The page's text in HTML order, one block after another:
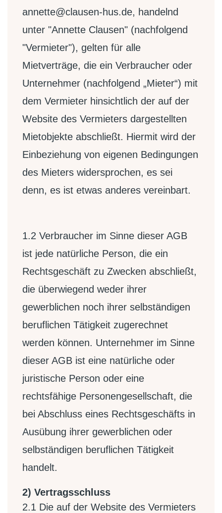
annette@clausen-hus.de, handelnd
unter "Annette Clausen" (nachfolgend
"Vermieter"), gelten für alle
Mietverträge, die ein Verbraucher oder
Unternehmer (nachfolgend „Mieter“) mit
dem Vermieter hinsichtlich der auf der
Website des Vermieters dargestellten
Mietobjekte abschließt. Hiermit wird der
Einbeziehung von eigenen Bedingungen
des Mieters widersprochen, es sei
denn, es ist etwas anderes vereinbart.
1.2 Verbraucher im Sinne dieser AGB
ist jede natürliche Person, die ein
Rechtsgeschäft zu Zwecken abschließt,
die überwiegend weder ihrer
gewerblichen noch ihrer selbständigen
beruflichen Tätigkeit zugerechnet
werden können. Unternehmer im Sinne
dieser AGB ist eine natürliche oder
juristische Person oder eine
rechtsfähige Personengesellschaft, die
bei Abschluss eines Rechtsgeschäfts in
Ausübung ihrer gewerblichen oder
selbständigen beruflichen Tätigkeit
handelt.
2) Vertragsschluss
2.1 Die auf der Website des Vermieters